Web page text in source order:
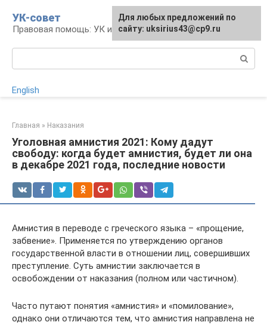
контенту
УК-совет
Правовая помощь: УК и УПК
English
Главная » Наказания
Уголовная амнистия 2021: Кому дадут
свободу: когда будет амнистия, будет ли она
в декабре 2021 года, последние новости
Амнистия в переводе с греческого языка – «прощение,
забвение». Применяется по утверждению органов
государственной власти в отношении лиц, совершивших
преступление. Суть амнистии заключается в
освобождении от наказания (полном или частичном).
Часто путают понятия «амнистия» и «помилование»,
однако они отличаются тем, что амнистия направлена не
Для любых предложений по
сайту: uksirius43@cp9.ru